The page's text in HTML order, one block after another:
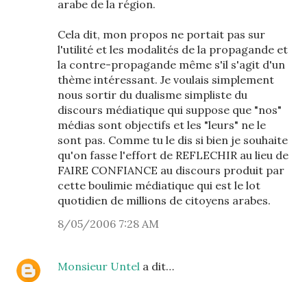
arabe de la région.
Cela dit, mon propos ne portait pas sur
l'utilité et les modalités de la propagande et
la contre-propagande même s'il s'agit d'un
thème intéressant. Je voulais simplement
nous sortir du dualisme simpliste du
discours médiatique qui suppose que "nos"
médias sont objectifs et les "leurs" ne le
sont pas. Comme tu le dis si bien je souhaite
qu'on fasse l'effort de REFLECHIR au lieu de
FAIRE CONFIANCE au discours produit par
cette boulimie médiatique qui est le lot
quotidien de millions de citoyens arabes.
8/05/2006 7:28 AM
Monsieur Untel a dit…